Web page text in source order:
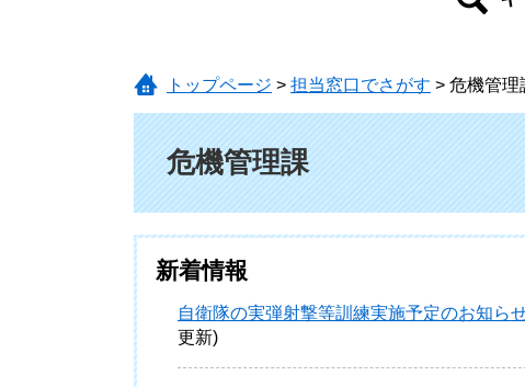
トップページ > 担当窓口でさがす > 危機管理
危機管理課
新着情報
自衛隊の実弾射撃等訓練実施予定のお知ら
更新